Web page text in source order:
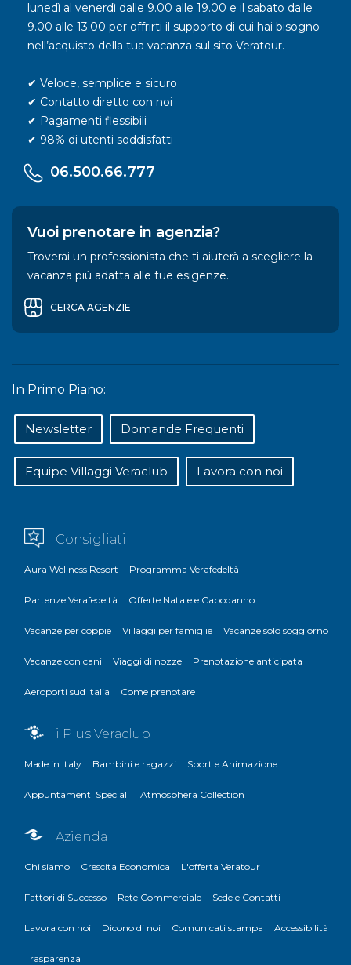
lunedì al venerdì dalle 9.00 alle 19.00 e il sabato dalle
9.00 alle 13.00 per offrirti il supporto di cui hai bisogno
nell’acquisto della tua vacanza sul sito Veratour.
✔ Veloce, semplice e sicuro
✔ Contatto diretto con noi
✔ Pagamenti flessibili
✔ 98% di utenti soddisfatti
06.500.66.777
Vuoi prenotare in agenzia?
Troverai un professionista che ti aiuterà a scegliere la
vacanza più adatta alle tue esigenze.
CERCA AGENZIE
In Primo Piano:
Newsletter Domande Frequenti
Equipe Villaggi Veraclub Lavora con noi
Consigliati
Aura Wellness Resort Programma Verafedeltà
Partenze Verafedeltà Offerte Natale e Capodanno
Vacanze per coppie Villaggi per famiglie Vacanze solo soggiorno
Vacanze con cani Viaggi di nozze Prenotazione anticipata
Aeroporti sud Italia Come prenotare
i Plus Veraclub
Made in Italy Bambini e ragazzi Sport e Animazione
Appuntamenti Speciali Atmosphera Collection
Azienda
Chi siamo Crescita Economica L'offerta Veratour
Fattori di Successo Rete Commerciale Sede e Contatti
Lavora con noi Dicono di noi Comunicati stampa Accessibilità
Trasparenza